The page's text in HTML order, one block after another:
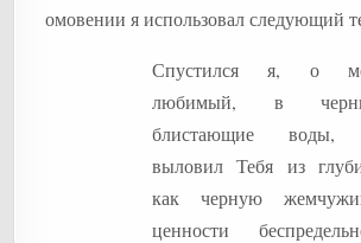
омовении я использовал следующий
Спустился я, о
любимый, в
блистающие
выловил Тебя из
как черную
ценности